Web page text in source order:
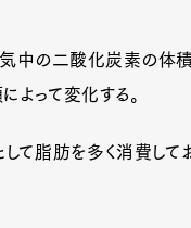
Pen Meet Pen
中の二酸化炭素の体
よって変化する。
て脂肪を多く消費して